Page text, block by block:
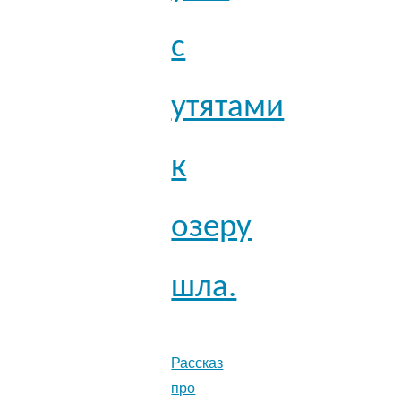
с
утятами
к
озеру
шла.
Рассказ
про